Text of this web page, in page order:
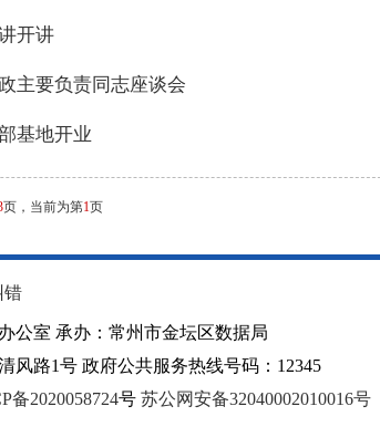
开讲
主要负责同志座谈会
基地开业
页，当前为第1页
错
公室 承办：常州市金坛区数据局
风路1号 政府公共服务热线号码：12345
备2020058724号 苏公网安备32040002010016号